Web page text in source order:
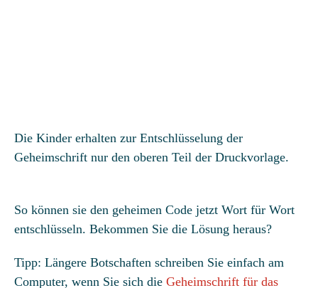
Die Kinder erhalten zur Entschlüsselung der
Geheimschrift nur den oberen Teil der Druckvorlage.
So können sie den geheimen Code jetzt Wort für Wort
entschlüsseln. Bekommen Sie die Lösung heraus?
Tipp: Längere Botschaften schreiben Sie einfach am
Computer, wenn Sie sich die Geheimschrift für das